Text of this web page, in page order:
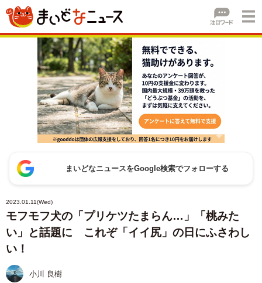
まいどなニュースをGoogle検索でフォローする
2023.01.11(Wed)
モフモフ犬の「プリケツたまらん…」「桃みた
い」と話題に これぞ「イイ尻」の日にふさわし
い！
小川 良樹